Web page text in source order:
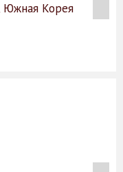
Южная Корея